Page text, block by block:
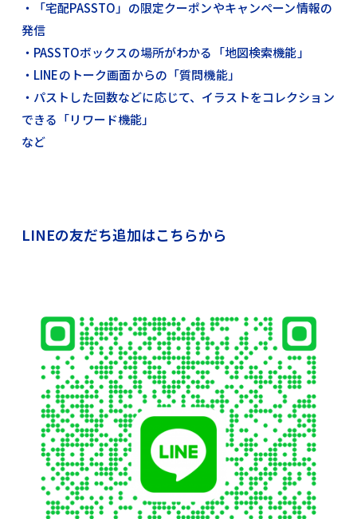
・「宅配PASSTO」の限定クーポンやキャンペーン情報の
発信
・PASSTOボックスの場所がわかる「地図検索機能」
・LINEのトーク画面からの「質問機能」
・パストした回数などに応じて、イラストをコレクション
できる「リワード機能」
など
LINEの友だち追加はこちらから